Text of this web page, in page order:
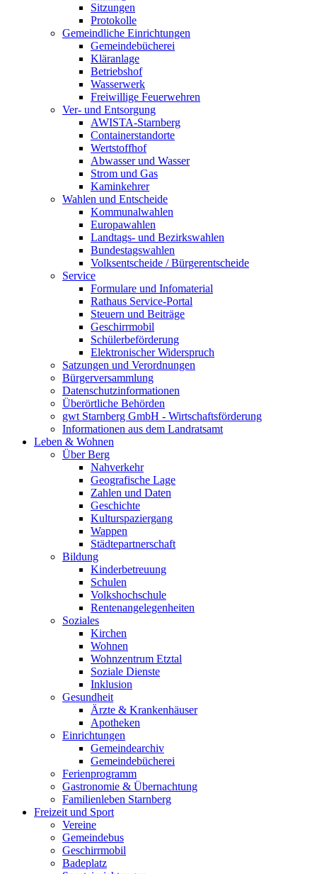
Sitzungen
Protokolle
Gemeindliche Einrichtungen
Gemeindebücherei
Kläranlage
Betriebshof
Wasserwerk
Freiwillige Feuerwehren
Ver- und Entsorgung
AWISTA-Starnberg
Containerstandorte
Wertstoffhof
Abwasser und Wasser
Strom und Gas
Kaminkehrer
Wahlen und Entscheide
Kommunalwahlen
Europawahlen
Landtags- und Bezirkswahlen
Bundestagswahlen
Volksentscheide / Bürgerentscheide
Service
Formulare und Infomaterial
Rathaus Service-Portal
Steuern und Beiträge
Geschirrmobil
Schülerbeförderung
Elektronischer Widerspruch
Satzungen und Verordnungen
Bürgerversammlung
Datenschutzinformationen
Überörtliche Behörden
gwt Starnberg GmbH - Wirtschaftsförderung
Informationen aus dem Landratsamt
Leben & Wohnen
Über Berg
Nahverkehr
Geografische Lage
Zahlen und Daten
Geschichte
Kulturspaziergang
Wappen
Städtepartnerschaft
Bildung
Kinderbetreuung
Schulen
Volkshochschule
Rentenangelegenheiten
Soziales
Kirchen
Wohnen
Wohnzentrum Etztal
Soziale Dienste
Inklusion
Gesundheit
Ärzte & Krankenhäuser
Apotheken
Einrichtungen
Gemeindearchiv
Gemeindebücherei
Ferienprogramm
Gastronomie & Übernachtung
Familienleben Starnberg
Freizeit und Sport
Vereine
Gemeindebus
Geschirrmobil
Badeplatz